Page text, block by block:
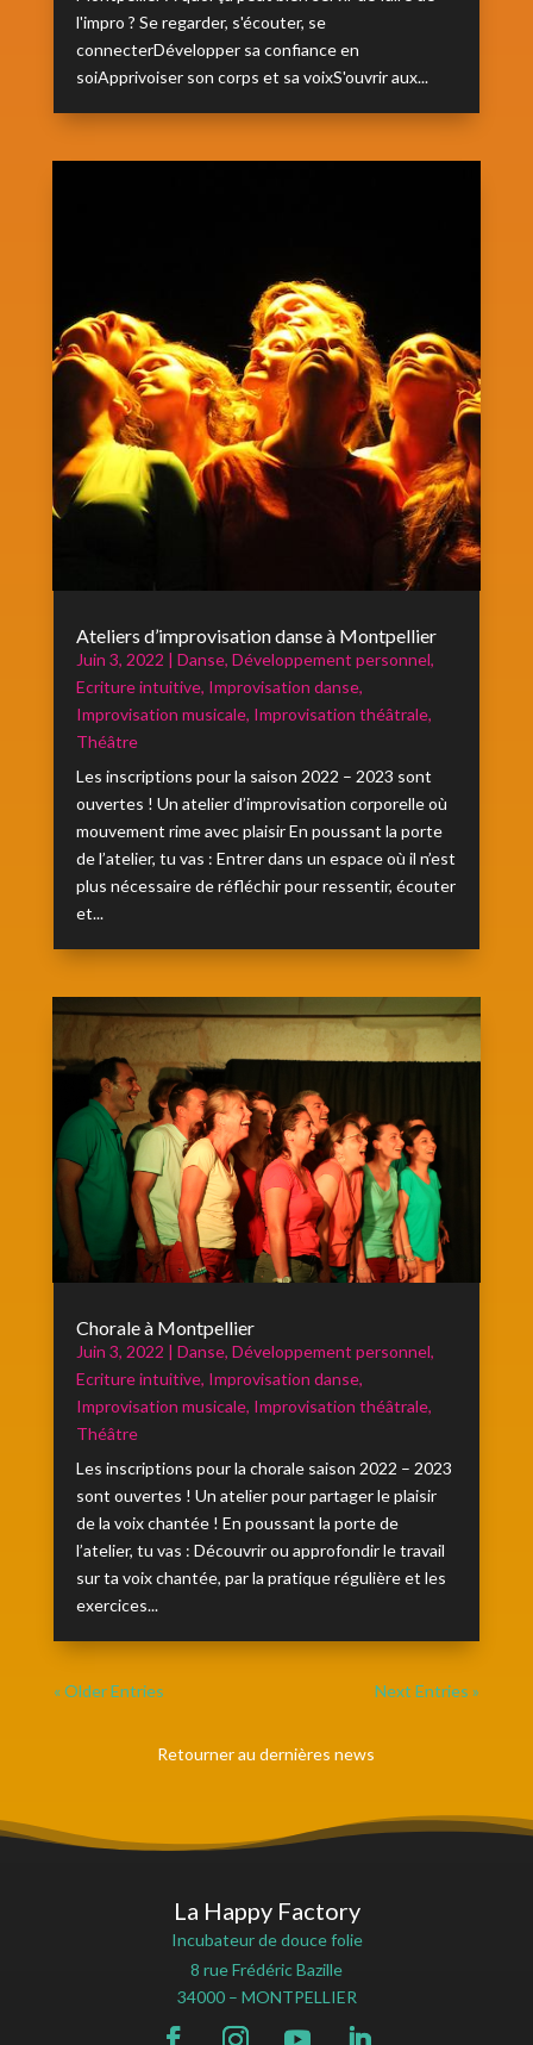
l'impro ? Se regarder, s'écouter, se
connecterDévelopper sa confiance en
soiApprivoiser son corps et sa voixS'ouvrir aux...
Ateliers d’improvisation danse à Montpellier
Juin 3, 2022 | Danse, Développement personnel,
Ecriture intuitive, Improvisation danse,
Improvisation musicale, Improvisation théâtrale,
Théâtre
Les inscriptions pour la saison 2022 – 2023 sont
ouvertes ! Un atelier d’improvisation corporelle où
mouvement rime avec plaisir En poussant la porte
de l’atelier, tu vas : Entrer dans un espace où il n’est
plus nécessaire de réfléchir pour ressentir, écouter
et...
Chorale à Montpellier
Juin 3, 2022 | Danse, Développement personnel,
Ecriture intuitive, Improvisation danse,
Improvisation musicale, Improvisation théâtrale,
Théâtre
Les inscriptions pour la chorale saison 2022 – 2023
sont ouvertes ! Un atelier pour partager le plaisir
de la voix chantée ! En poussant la porte de
l’atelier, tu vas : Découvrir ou approfondir le travail
sur ta voix chantée, par la pratique régulière et les
exercices...
« Older Entries Next Entries »
Retourner au dernières news
La Happy Factory
Incubateur de douce folie
8 rue Frédéric Bazille
34000 – MONTPELLIER